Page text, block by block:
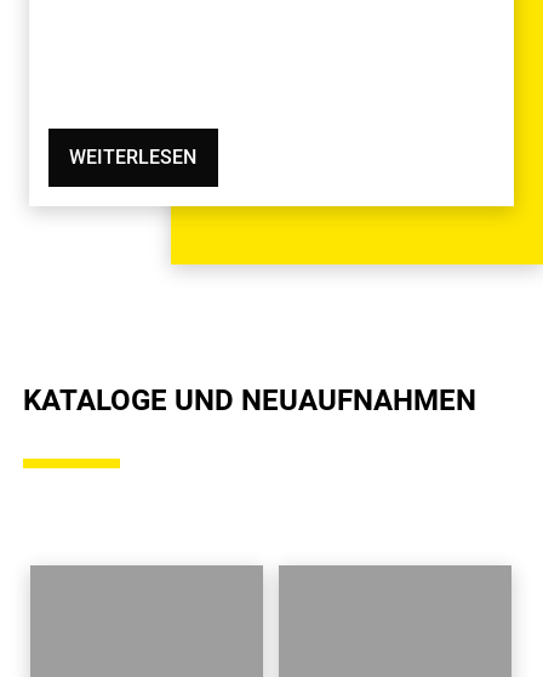
WEITERLESEN
KATALOGE UND NEUAUFNAHMEN